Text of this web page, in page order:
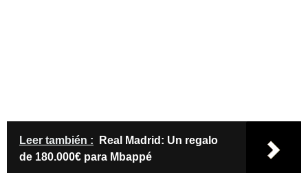
Leer también :
Real Madrid: Un regalo
de 180.000€ para Mbappé